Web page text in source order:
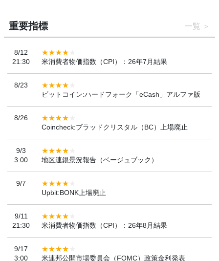
重要指標 一覧
8/12
21:30
米消費者物価指数（CPI）：26年7月結果
8/23
ビットコイン:ハードフォーク「eCash」アルファ版
8/26
Coincheck:ブラッドクリスタル（BC）上場廃止
9/3
3:00
地区連銀景況報告（ベージュブック）
9/7
Upbit:BONK上場廃止
9/11
21:30
米消費者物価指数（CPI）：26年8月結果
9/17
3:00
米連邦公開市場委員会（FOMC）政策金利発表